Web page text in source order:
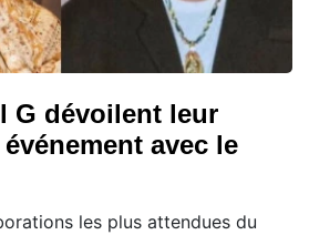
G dévoilent leur
avec le
les plus attendues du